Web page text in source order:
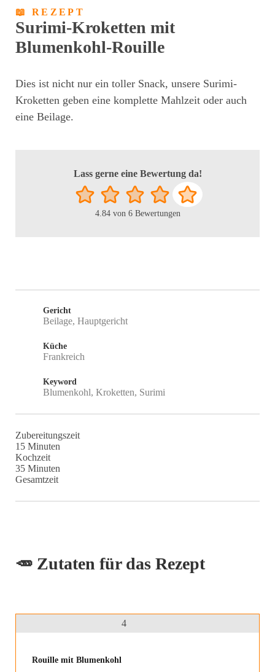
📖 REZEPT
Surimi-Kroketten mit
Blumenkohl-Rouille
Dies ist nicht nur ein toller Snack, unsere Surimi-
Kroketten geben eine komplette Mahlzeit oder auch
eine Beilage.
Lass gerne eine Bewertung da!
4.84von 6Bewertungen
Gericht
Beilage, Hauptgericht
Küche
Frankreich
Keyword
Blumenkohl, Kroketten, Surimi
Zubereitungszeit
15Minuten
Minuten
Kochzeit
35Minuten
Minuten
Gesamtzeit
🥕 Zutaten für das Rezept
4
Rouille mit Blumenkohl